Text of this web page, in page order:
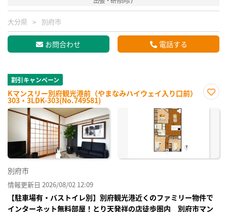
大分県 別府市
お問合わせ 電話する
割引キャンペーン
Kマンスリー別府観光港前（やまなみハイウェイ入り口前）
303・3LDK-303(No.749581)
に入
別府市
情報更新日 2026/08/02 12:09
【駐車場有・バストイレ別】別府観光港近くのファミリー物件で
インターネット無料部屋！とり天発祥の店徒歩圏内 別府市マン